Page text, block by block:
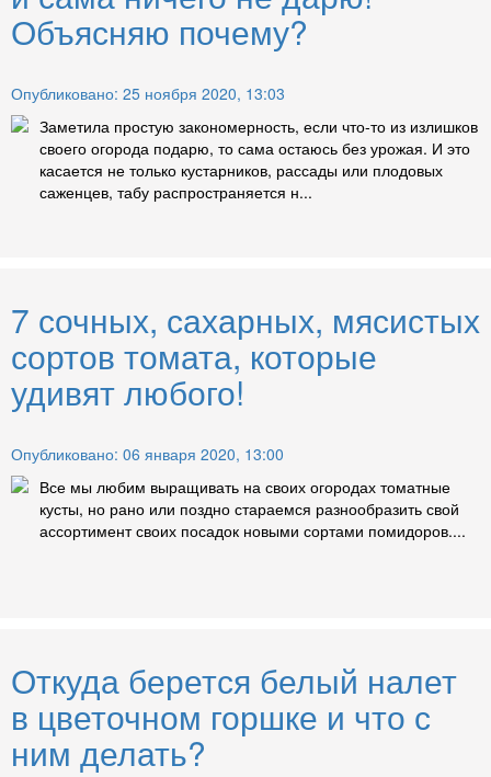
Объясняю почему?
Опубликовано: 25 ноября 2020, 13:03
Заметила простую закономерность, если что-то из излишков
своего огорода подарю, то сама остаюсь без урожая. И это
касается не только кустарников, рассады или плодовых
саженцев, табу распространяется н...
7 сочных, сахарных, мясистых
сортов томата, которые
удивят любого!
Опубликовано: 06 января 2020, 13:00
Все мы любим выращивать на своих огородах томатные
кусты, но рано или поздно стараемся разнообразить свой
ассортимент своих посадок новыми сортами помидоров....
Откуда берется белый налет
в цветочном горшке и что с
ним делать?